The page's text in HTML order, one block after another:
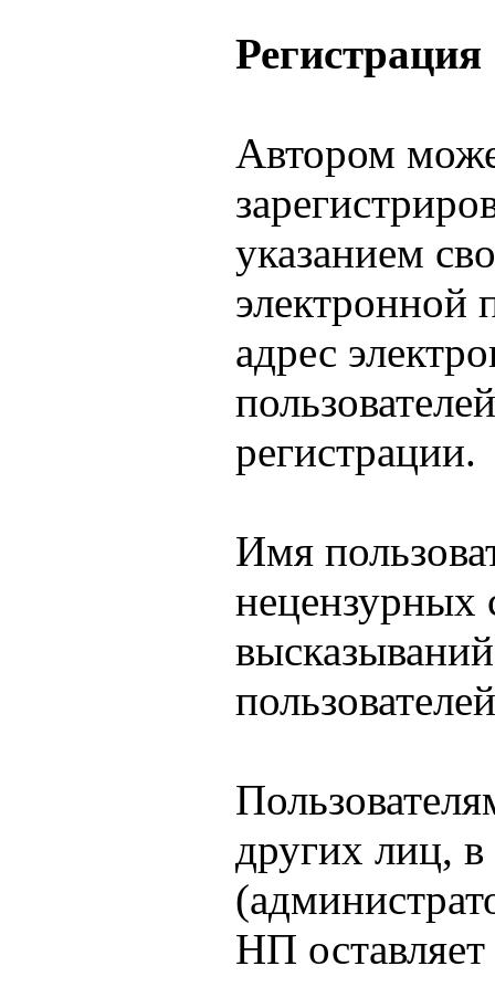
Регистрация
Автором
указанием
электронной
адрес
регистрации.
Имя
нецензурных
других лиц,
НП оставляет